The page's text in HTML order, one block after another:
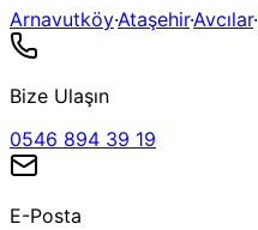
Arnavutköy·Ataşehir·Avcılar·
Bize Ulaşın
0546 894 39 19
E-Posta